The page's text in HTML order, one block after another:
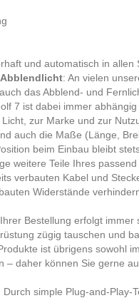
und automatisch in allen
: An vielen
das Abblend- und
7 ist dabei immer
zur Marke und zur
auch die Maße (Länge,
beim Einbau bleibt
weitere Teile Ihres
verbauten Kabel und
Widerstände
Bestellung erfolgt immer
zügig tauschen und
ist übrigens sowohl
– daher können Sie gerne
Durch simple Plug-and-Play-